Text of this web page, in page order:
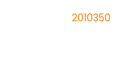
2010350